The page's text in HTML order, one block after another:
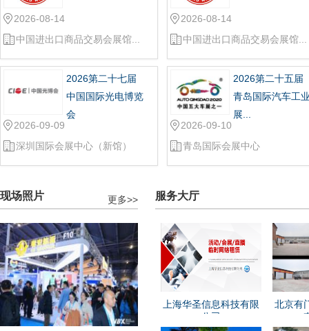
2026-08-14
中国进出口商品交易会展馆...
2026-08-14
中国进出口商品交易会展馆...
2026第二十七届
中国国际光电博览
会
2026-09-09
深圳国际会展中心（新馆）
2026第二十五届
青岛国际汽车工
展...
2026-09-10
青岛国际会展中心
现场照片 更多>> 服务大厅
上海华圣信息科技有限
公司
北京有